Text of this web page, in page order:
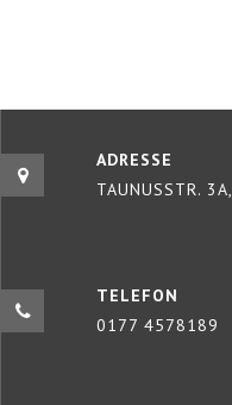
ADRESSE
TAUNUSSTR.
TELEFON
0177 4578189